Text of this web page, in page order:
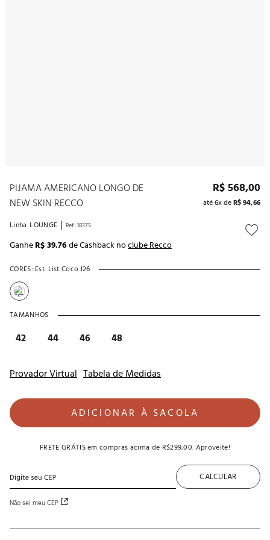
PIJAMA AMERICANO LONGO DE
NEW SKIN RECCO
R$568,00
até6x deR$94,66
Linha LOUNGE Ref.:18375
GanheR$ 39.76de Cashback noclube Recco
CORES: Est. List Coco I26
TAMANHOS
42 44 46 48
Provador Virtual Tabela de Medidas
ADICIONAR À SACOLA
FRETE GRÁTISem compras acima de R$299,00. Aproveite!
Não sei meu CEP
CALCULAR